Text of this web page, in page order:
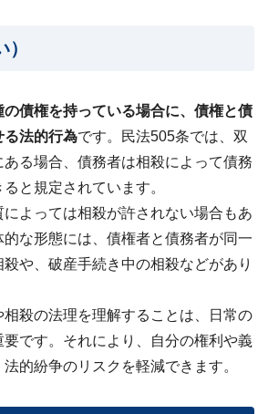
の債権を持っている場合に、債権と債
る法的行為です。民法505条では、双
る場合、債務者は相殺によって債務
と規定されています。
よっては相殺が許されない場合もあ
的な形態には、債権者と債務者が同一
や、破産手続き中の相殺などがあり
相殺の法理を理解することは、日常の
です。それにより、自分の権利や義
的紛争のリスクを軽減できます。